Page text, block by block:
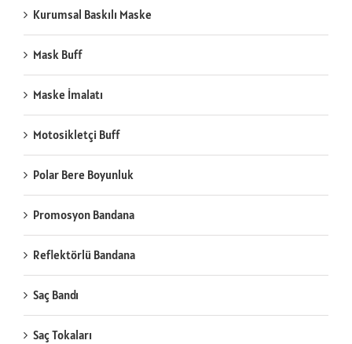
Kurumsal Baskılı Maske
Mask Buff
Maske İmalatı
Motosikletçi Buff
Polar Bere Boyunluk
Promosyon Bandana
Reflektörlü Bandana
Saç Bandı
Saç Tokaları